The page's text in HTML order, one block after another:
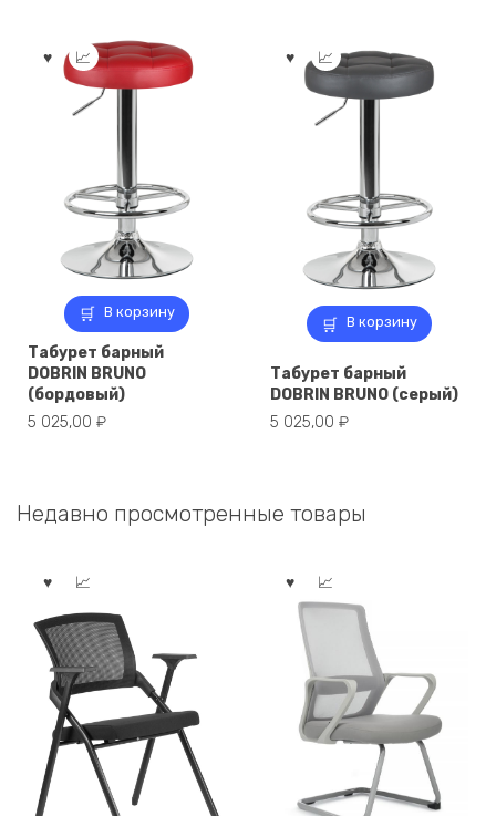
В корзину
Табурет барный
DOBRIN BRUNO
(бордовый)
5 025,00 ₽
В корзину
Табурет барный
DOBRIN BRUNO (серый)
5 025,00 ₽
Недавно просмотренные товары